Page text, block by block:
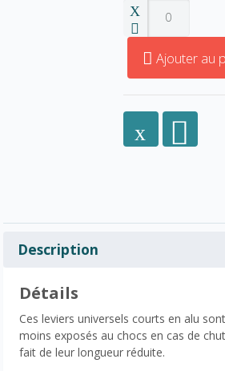
Ajouter au
Description
Détails
Ces leviers universels courts en alu sont
moins exposés au chocs en cas de
fait de leur longueur réduite.